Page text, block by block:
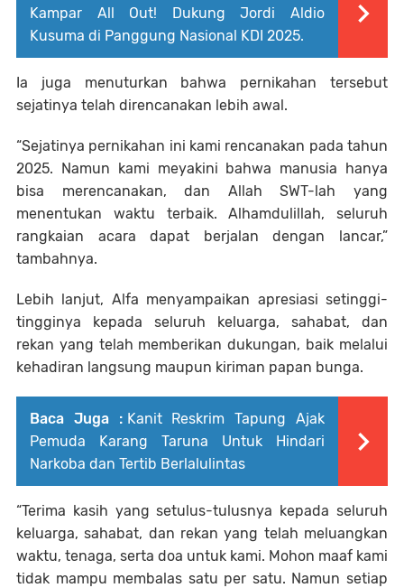
Kampar All Out! Dukung Jordi Aldio
Kusuma di Panggung Nasional KDI 2025.
Ia juga menuturkan bahwa pernikahan tersebut
sejatinya telah direncanakan lebih awal.
“Sejatinya pernikahan ini kami rencanakan pada tahun
2025. Namun kami meyakini bahwa manusia hanya
bisa merencanakan, dan Allah SWT-lah yang
menentukan waktu terbaik. Alhamdulillah, seluruh
rangkaian acara dapat berjalan dengan lancar,”
tambahnya.
Lebih lanjut, Alfa menyampaikan apresiasi setinggi-
tingginya kepada seluruh keluarga, sahabat, dan
rekan yang telah memberikan dukungan, baik melalui
kehadiran langsung maupun kiriman papan bunga.
Baca Juga : Kanit Reskrim Tapung Ajak
Pemuda Karang Taruna Untuk Hindari
Narkoba dan Tertib Berlalulintas
“Terima kasih yang setulus-tulusnya kepada seluruh
keluarga, sahabat, dan rekan yang telah meluangkan
waktu, tenaga, serta doa untuk kami. Mohon maaf kami
tidak mampu membalas satu per satu. Namun setiap